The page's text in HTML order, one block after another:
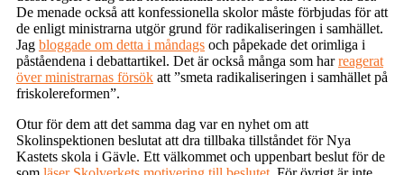
De menade också att konfessionella skolor måste förbjudas för att
de enligt ministrarna utgör grund för radikaliseringen i samhället.
Jag bloggade om detta i måndags och påpekade det orimliga i
påståendena i debattartikel. Det är också många som harreagerat
över ministrarnas försök att ”smeta radikaliseringen i samhället på
friskolereformen”.
Otur för dem att det samma dag var en nyhet om att
Skolinspektionen beslutat att dra tillbaka tillståndet för Nya
Kastets skola i Gävle. Ett välkommet och uppenbart beslut för de